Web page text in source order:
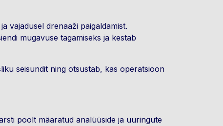
vajadusel drenaaži paigaldamist.
mugavuse tagamiseks ja kestab
seisundit ning otsustab, kas operatsioon
poolt määratud analüüside ja uuringute